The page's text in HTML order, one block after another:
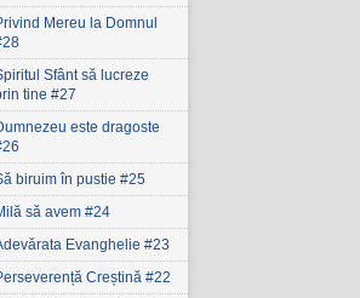
Mereu la Domnul
Sfânt să lucreze
tine #27
este dragoste
biruim în pustie #25
să avem #24
Evanghelie #23
Creștină #22